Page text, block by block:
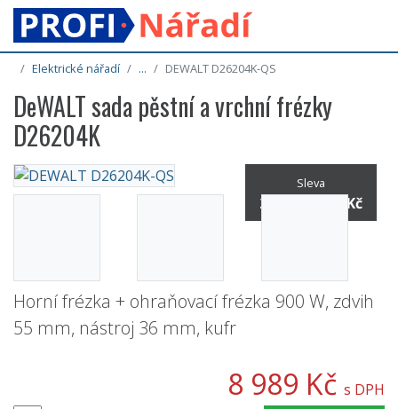
Elektrické nářadí ... DEWALT D26204K-QS
DeWALT sada pěstní a vrchní frézky
D26204K
Sleva
25% / -3 001 Kč
Horní frézka + ohraňovací frézka 900 W, zdvih
55 mm, nástroj 36 mm, kufr
8 989 Kč s DPH